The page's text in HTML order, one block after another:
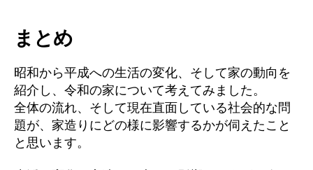
まとめ
昭和から平成への生活の変化、そして家の動向を
紹介し、令和の家について考えてみました。
全体の流れ、そして現在直面している社会的な問
題が、家造りにどの様に影響するかが伺えたこと
と思います。